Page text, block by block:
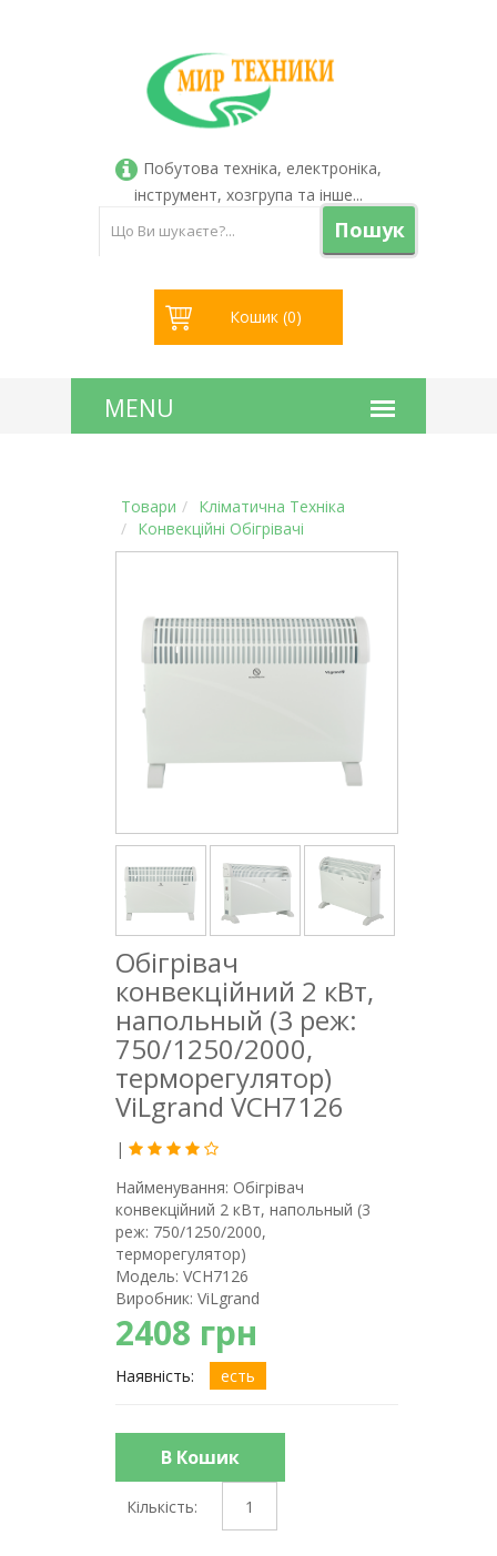
Побутова техніка, електроніка,
інструмент, хозгрупа та інше...
Пошук
Кошик (0)
Товари
Кліматична Техніка
Конвекційні Обігрівачі
Обігрівач
конвекційний 2 кВт,
напольный (3 реж:
750/1250/2000,
терморегулятор)
ViLgrand VCH7126
|
Найменування: Обігрівач
конвекційний 2 кВт, напольный (3
реж: 750/1250/2000,
терморегулятор)
Модель: VCH7126
Виробник: ViLgrand
2408 грн
Наявність: есть
В Кошик
Кількість: